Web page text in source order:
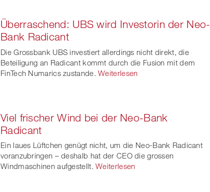
Überraschend: UBS wird Investorin der Neo-
Bank Radicant
Die Grossbank UBS investiert allerdings nicht direkt, die
Beteiligung an Radicant kommt durch die Fusion mit dem
FinTech Numarics zustande. Weiterlesen
Viel frischer Wind bei der Neo-Bank
Radicant
Ein laues Lüftchen genügt nicht, um die Neo-Bank Radicant
voranzubringen – deshalb hat der CEO die grossen
Windmaschinen aufgestellt. Weiterlesen